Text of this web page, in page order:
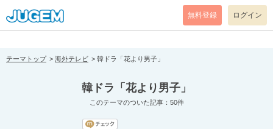
[pear_error: message="Success" code=0 mode=return level=notice
prefix="" info=""]
無料登録 ログイン
テーマトップ 海外テレビ 韓ドラ「花より男子」
韓ドラ「花より男子」
このテーマのついた記事：50件